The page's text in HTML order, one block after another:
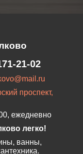
21-02
проспект,
ежедневно
легко!
ванны,